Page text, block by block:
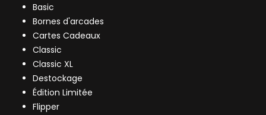
Basic
Bornes d'arcades
Cartes Cadeaux
Classic
Classic XL
Destockage
Édition Limitée
Flipper